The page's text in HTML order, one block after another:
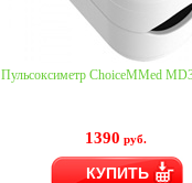
Пульсоксиметр ChoiceMMed
1390 руб.
КУПИТЬ